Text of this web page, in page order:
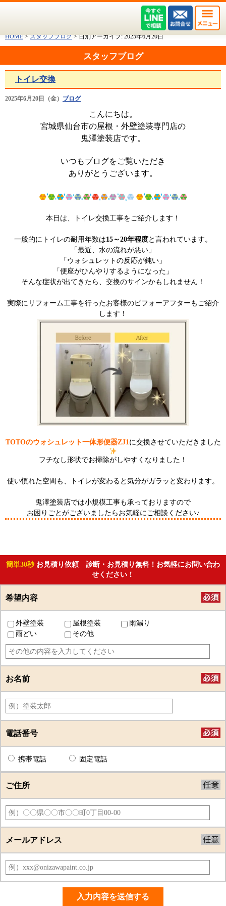
HOME > スタッフブログ > 日別アーカイブ:2025年6月20日
スタッフブログ
トイレ交換
2025年6月20日（金） ブログ
こんにちは。
宮城県仙台市の屋根・外壁塗装専門店の
鬼澤塗装店です。
いつもブログをご覧いただき
ありがとうございます。
本日は、トイレ交換工事をご紹介します！
一般的にトイレの耐用年数は15～20年程度と言われています。
「最近、水の流れが悪い」
「ウォシュレットの反応が鈍い」
「便座がひんやりするようになった」
そんな症状が出てきたら、交換のサインかもしれません！
実際にリフォーム工事を行ったお客様のビフォーアフターもご紹介
します！
TOTOのウォシュレット一体形便器ZJ1 に交換させていただきました
フチなし形状でお掃除がしやすくなりました！
使い慣れた空間も、トイレが変わると気分がガラッと変わります。
鬼澤塗装店では小規模工事も承っておりますので
お困りごとがございましたらお気軽にご相談ください♪
簡単30秒 お見積り依頼 診断・お見積り無料！お気軽にお問い合わ
せください！
希望内容
外壁塗装 屋根塗装
雨漏り
雨どい
その他
お名前
電話番号
携帯電話 固定電話
ご住所
メールアドレス